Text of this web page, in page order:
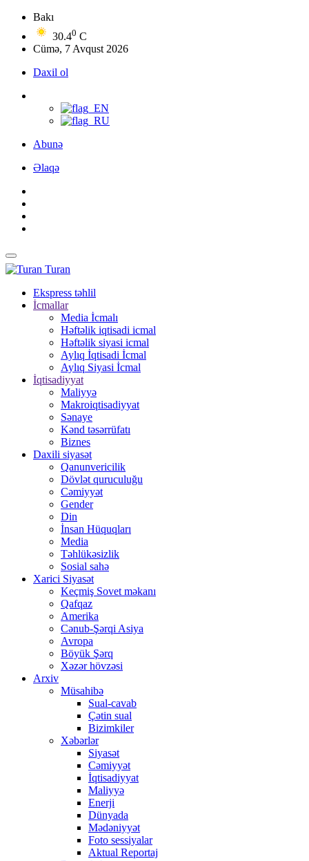
Bakı
30.40 C
Cümə, 7 Avqust 2026
Daxil ol
Abunə
Əlaqə
Turan
Ekspress təhlil
İcmallar
Media İcmalı
Həftəlik iqtisadi icmal
Həftəlik siyasi icmal
Aylıq İqtisadi İcmal
Aylıq Siyasi İcmal
İqtisadiyyat
Maliyyə
Makroiqtisadiyyat
Sənaye
Kənd təsərrüfatı
Biznes
Daxili siyasət
Qanunvericilik
Dövlət quruculuğu
Cəmiyyət
Gender
Din
İnsan Hüquqları
Media
Təhlükəsizlik
Sosial sahə
Xarici Siyasət
Keçmiş Sovet məkanı
Qafqaz
Amerika
Cənub-Şərqi Asiya
Avropa
Böyük Şərq
Xəzər hövzəsi
Arxiv
Müsahibə
Sual-cavab
Çətin sual
Bizimkiler
Xəbərlər
Siyasət
Cəmiyyət
İqtisadiyyat
Maliyyə
Enerji
Dünyada
Mədəniyyət
Foto sessiyalar
Aktual Reportaj